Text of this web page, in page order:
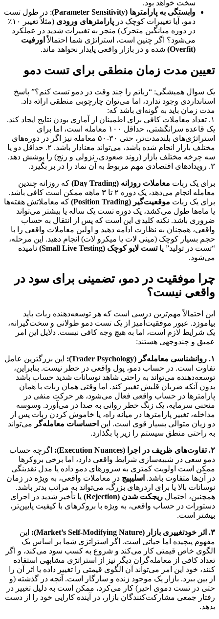
سخت خواهد بود.
وابستگی به پارامترها (Parameter Sensitivity)
: در طول تست
دمو، آیا تغییرات کوچک در پارامترهای ورودی
(مثلاً تغییر ۱۰٪
در دوره میانگین متحرک) منجر به تغییرات شدید در عملکرد
می‌شود؟ اگر چنین است، استراتژی شما احتمالاً اورفیت
(Overfit)
شده و در بازار واقعی پایدار نخواهد ماند.
تعیین مدت زمان منطقی برای تست دمو
یک سوال همیشگی: “رباتم را چند وقت در دمو تست کنم؟” پاسخ
استانداردی وجود ندارد، اما می‌توان چارچوبی منطقی ارائه داد.
مدت زمان باید به گونه‌ای باشد که:
۱. تعداد معاملات کافی برای اطمینان از آماری بودن نتایج ایجاد کند.
یک قاعده سرانگشتی، حداقل ۱۰۰ معامله است، اما برای
استراتژی‌های بلندمدت‌تر، حتی ۳۰-۵۰ معامله نیز اگر در دوره‌های
مختلف بازار انجام شده باشد، می‌تواند معنادار باشد. ۲. حداقل دو یا
سه چرخه مختلف بازار (روند صعودی، نزولی و رنج) را پوشش دهد.
۳. رویدادهای اقتصادی مهم مربوط به آن نماد را در بر بگیرد.
برای یک ربات معاملات روزانه (Day Trading)
که روزانه چندین
معامله انجام می‌دهد، یک دوره ۲ تا ۳ ماهه ممکن است کافی باشد.
برای یک ربات موقعیت‌گیر (Position Trading)
که معاملاتش هفته‌ها
یا ماه‌ها طول می‌کشد، یک دوره تست یک ساله یا بیشتر می‌تواند
ضروری باشد. نکته کلیدی این است که پس از انتقال به حساب
واقعی، همچنان به نظارت ادامه دهید و اولین معاملات واقعی را با
حجم بسیار کوچک (مینی لات یا میکرو لات) انجام دهید. این مرحله،
“تست در تولید” یاتست لایو کوچک (Small Live Testing)
نامیده
می‌شود.
چرا موفقیت در دمو، تضمینی برای سود در
واقعی نیست؟
این احتمالاً مهم‌ترین درسی است که هر توسعه‌دهنده ربات باید
بیاموزد. عبور موفقیت‌آمیز از یک تست دمو طولانی و سخت‌گیرانه،
یک شرایط لازم است، اما به هیچ وجه کافی نیست. دلایل این امر
عمیق و چندوجهی هستند:
۱. روانشناسی معامله‌گر (Trader Psychology):
این بزرگترین عامل
تفاوت است. در حساب دمو، پول واقعی در خطر نیست. بنابراین،
توسعه‌دهنده می‌تواند به راحتی شاهد نوسانات شدید حساب باشد
بدون آنکه ضربان قلبش تغییر کند. اما وقتی همان ربات با همان
پارامترها در حساب واقعی فعال می‌شود، هر حرکت منفی در
منحنی سرمایه، یک زنگ خطر روانی به صدا در می‌آورد. وسوسه
مداخله، تغییر پارامترها در میانه راه، یا خاموش کردن ربات پس از
دو زیان متوالی بسیار قوی است. این احساسات معامله‌گر می‌تواند
به راحتی منطق سیستم را زیر پا بگذارد.
۲. تفاوت‌های ظریف در اجرا (Execution Nuances):
اگرچه حساب
دمو سعی در شبیه‌سازی شرایط واقعی دارد، اما برخی بروکرها
ممکن است اولویت کمتری به سرورهای دمو داده یا مدل نقدینگی
در آن‌ها متفاوت باشد. اسلیپیج در معاملات واقعی، به ویژه در زمان
نوسانات بالا یا برای اردرهای بزرگ، می‌تواند به مراتب بدتر باشد.
همچنین، احتمال ریجکت شدن (Rejection)
یا تأخیر شدید در اجرای
دستورات در حساب واقعی، به ویژه با بروکرهای با کیفیت پایین‌تر،
بیشتر است.
۳. اثر خودتغییری بازار (Market’s Self-Modifying Nature):
این
مفهوم پیچیده اما حیاتی است. اگر استراتژی شما بر اساس یک
الگوی خاص قیمتی کار می‌کند و شروع به کسب سود می‌کند، و اگر
تعداد کافی از معامله‌گران دیگر نیز از استراتژی مشابهی استفاده
کنند، خود این امر می‌تواند آن الگوی قیمتی را تغییر داده یا اثر آن را
از بین ببرد. بازار یک موجود زنده و سازگار است. آنچه در گذشته (و
حتی در تست دموی اخیر) کار می‌کرد، ممکن است به دلیل تغییر در
رفتار جمعی مشارکت‌کنندگان بازار، در آینده کارایی خود را از دست
بدهد.